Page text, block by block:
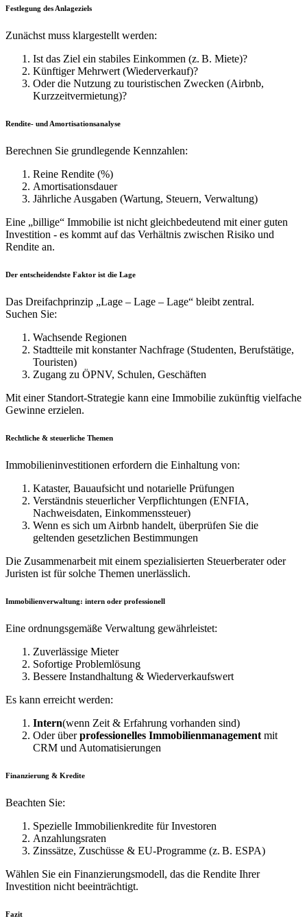
Festlegung des Anlageziels
Zunächst muss klargestellt werden:
Ist das Ziel ein stabiles Einkommen (z. B. Miete)?
Künftiger Mehrwert (Wiederverkauf)?
Oder die Nutzung zu touristischen Zwecken (Airbnb,
Kurzzeitvermietung)?
Rendite- und Amortisationsanalyse
Berechnen Sie grundlegende Kennzahlen:
Reine Rendite (%)
Amortisationsdauer
Jährliche Ausgaben (Wartung, Steuern, Verwaltung)
Eine „billige“ Immobilie ist nicht gleichbedeutend mit einer guten
Investition - es kommt auf das Verhältnis zwischen Risiko und
Rendite an.
Der entscheidendste Faktor ist die Lage
Das Dreifachprinzip „Lage – Lage – Lage“ bleibt zentral.
Suchen Sie:
Wachsende Regionen
Stadtteile mit konstanter Nachfrage (Studenten, Berufstätige,
Touristen)
Zugang zu ÖPNV, Schulen, Geschäften
Mit einer Standort‑Strategie kann eine Immobilie zukünftig vielfache
Gewinne erzielen.
Rechtliche & steuerliche Themen
Immobilieninvestitionen erfordern die Einhaltung von:
Kataster, Bauaufsicht und notarielle Prüfungen
Verständnis steuerlicher Verpflichtungen (ENFIA,
Nachweisdaten, Einkommenssteuer)
Wenn es sich um Airbnb handelt, überprüfen Sie die
geltenden gesetzlichen Bestimmungen
Die Zusammenarbeit mit einem spezialisierten Steuerberater oder
Juristen ist für solche Themen unerlässlich.
Immobilienverwaltung: intern oder professionell
Eine ordnungsgemäße Verwaltung gewährleistet:
Zuverlässige Mieter
Sofortige Problemlösung
Bessere Instandhaltung & Wiederverkaufswert
Es kann erreicht werden:
Intern(wenn Zeit & Erfahrung vorhanden sind)
Oder überprofessionelles Immobilienmanagement mit
CRM und Automatisierungen
Finanzierung & Kredite
Beachten Sie:
Spezielle Immobilienkredite für Investoren
Anzahlungsraten
Zinssätze, Zuschüsse & EU‑Programme (z. B. ESPA)
Wählen Sie ein Finanzierungsmodell, das die Rendite Ihrer
Investition nicht beeinträchtigt.
Fazit